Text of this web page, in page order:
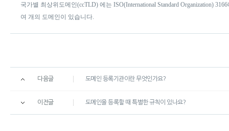
국가별 최상위도메인(ccTLD) 에는 ISO(International Standard Organization)
여 개의 도메인이 있습니다.
다음글 도메인 등록기관이란 무엇인가요?
이전글 도메인을 등록할 때 특별한 규칙이 있나요?